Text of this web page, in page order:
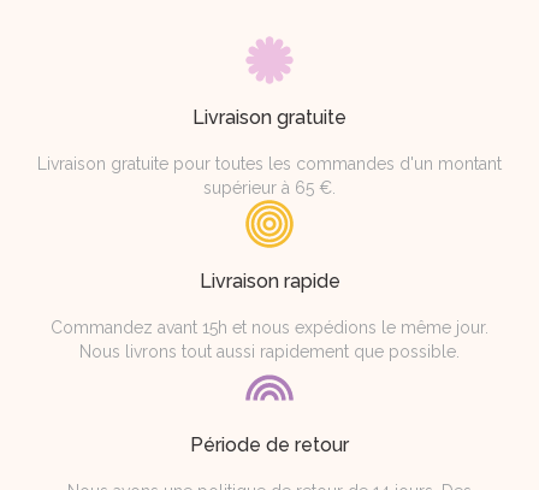
Livraison gratuite
Livraison gratuite pour toutes les commandes d'un montant
supérieur à 65 €.
Livraison rapide
Commandez avant 15h et nous expédions le même jour.
Nous livrons tout aussi rapidement que possible.
Période de retour